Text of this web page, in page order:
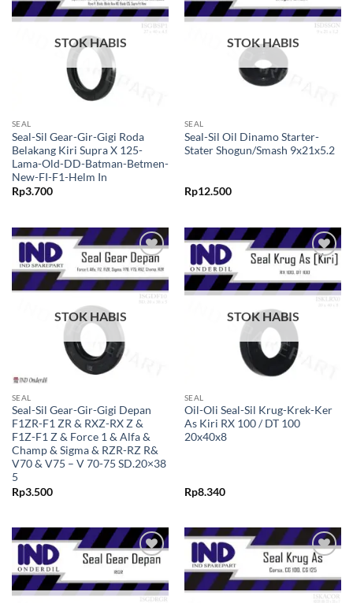
ke Wishlist
STOK HABIS
SEAL
Seal-Sil Gear-Gir-Gigi Roda
Belakang Kiri Supra X 125-
Lama-Old-DD-Batman-Betmen-
New-FI-F1-Helm In
Rp3.700
ke Wishlist
STOK HABIS
SEAL
Seal-Sil Oil Dinamo Starter-
Stater Shogun/Smash 9x21x5.2
Rp12.500
Tambahkan
ke Wishlist
STOK HABIS
SEAL
Seal-Sil Gear-Gir-Gigi Depan
F1ZR-F1 ZR & RXZ-RX Z &
F1Z-F1 Z & Force 1 & Alfa &
Champ & Sigma & RZR-RZ R&
V70 & V75 – V 70-75 SD.20×38
5
Rp3.500
Tambahkan
ke Wishlist
STOK HABIS
SEAL
Oil-Oli Seal-Sil Krug-Krek-Ker
As Kiri RX 100 / DT 100
20x40x8
Rp8.340
Tambahkan
ke Wishlist
Tambahkan
ke Wishlist